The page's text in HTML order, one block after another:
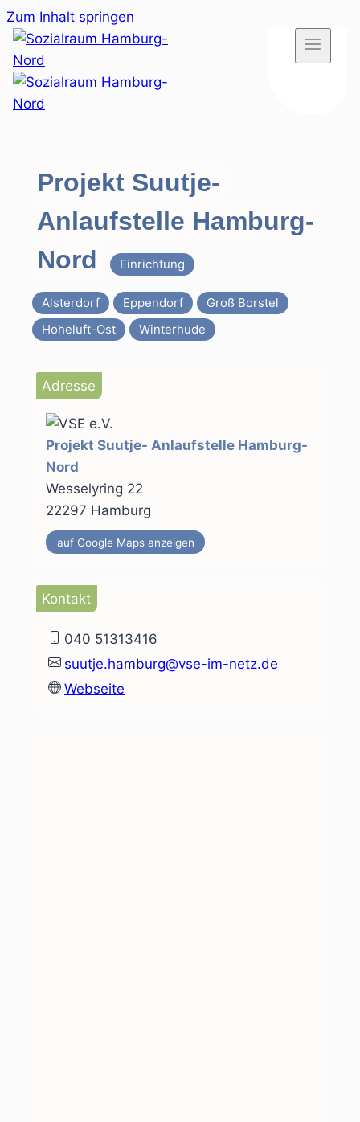
Zum Inhalt springen
Projekt Suutje-
Anlaufstelle Hamburg-
Nord
Einrichtung
Alsterdorf Eppendorf
Groß Borstel
Hoheluft-Ost
Winterhude
Adresse
Projekt Suutje- Anlaufstelle Hamburg-
Nord
Wesselyring 22
22297 Hamburg
auf Google Maps anzeigen
Kontakt
040 51313416
suutje.hamburg@vse-im-netz.de
Webseite